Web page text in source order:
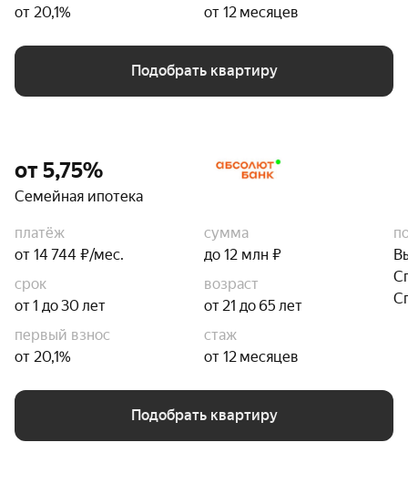
от 20,1%
от 12 месяцев
Подобрать квартиру
от 5,75%
Семейная ипотека
платёж
от 14 744 ₽/мес.
сумма
до 12 млн ₽
срок
от 1 до 30 лет
возраст
от 21 до 65 лет
первый взнос
от 20,1%
стаж
от 12 месяцев
Подобрать квартиру